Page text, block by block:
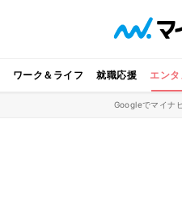
ワーク＆ライフ 就職応援 エンタ
Googleでマイナ